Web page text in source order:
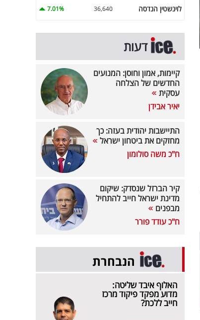
לוינשטין הנדסה 36,640
7.01%
דעות
קיימות, אמון וחוסן: המנועים
החדשים של הצלחה
עסקית
יאיר אבידן
התיישבות יהודית בעזה: כך
מחזקים את ביטחון ישראל
ח"כ משה סולומון
קיר הברזל שנסדק: שיקום
מדינת ישראל חייב להתחיל
מבפנים
ח"כ עודד פורר
הנבחרת
האלוף איבד שליטה:
מדוע מפקד פיקוד מרכז
חייב ללכת?